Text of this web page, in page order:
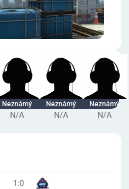
Neznámý
N/A
Neznámý
N/A
Neznámý
N/A
1 :0